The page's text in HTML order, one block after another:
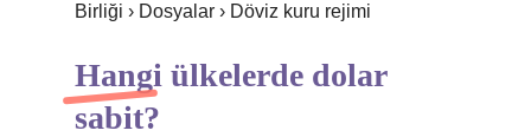
Birliği › Dosyalar › Döviz kuru rejimi
Hangi ülkelerde dolar
sabit?